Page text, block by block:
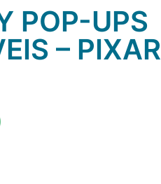
POP-UPS
– PIXAR